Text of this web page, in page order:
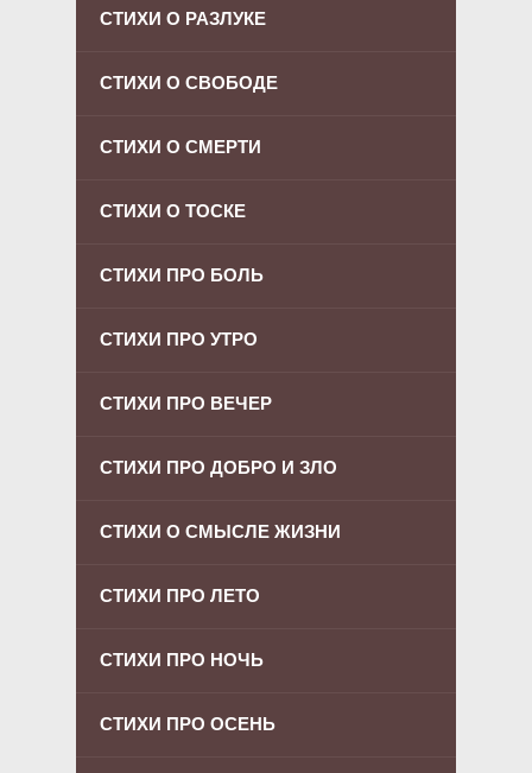
СТИХИ О РАЗЛУКЕ
СТИХИ О СВОБОДЕ
СТИХИ О СМЕРТИ
СТИХИ О ТОСКЕ
СТИХИ ПРО БОЛЬ
СТИХИ ПРО УТРО
СТИХИ ПРО ВЕЧЕР
СТИХИ ПРО ДОБРО И ЗЛО
СТИХИ О СМЫСЛЕ ЖИЗНИ
СТИХИ ПРО ЛЕТО
СТИХИ ПРО НОЧЬ
СТИХИ ПРО ОСЕНЬ